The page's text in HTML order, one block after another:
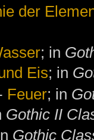
der
; in
Eis; in
Feuer; in
Gothic II
Gothic